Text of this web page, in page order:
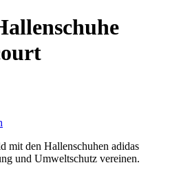
mit den Hallenschuhen adidas
und Umweltschutz vereinen.